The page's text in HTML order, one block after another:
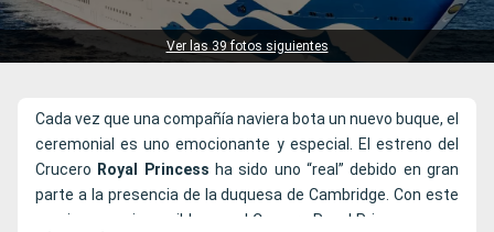
Ver las 39 fotos siguientes
Puertos Compañías
Cada vez que una compañía naviera bota un nuevo buque, el
ceremonial es uno emocionante y especial. El estreno del
Crucero Royal Princess ha sido uno “real” debido en gran
parte a la presencia de la duquesa de Cambridge. Con este
comienzo es imposible que el Crucero Royal Princess pase